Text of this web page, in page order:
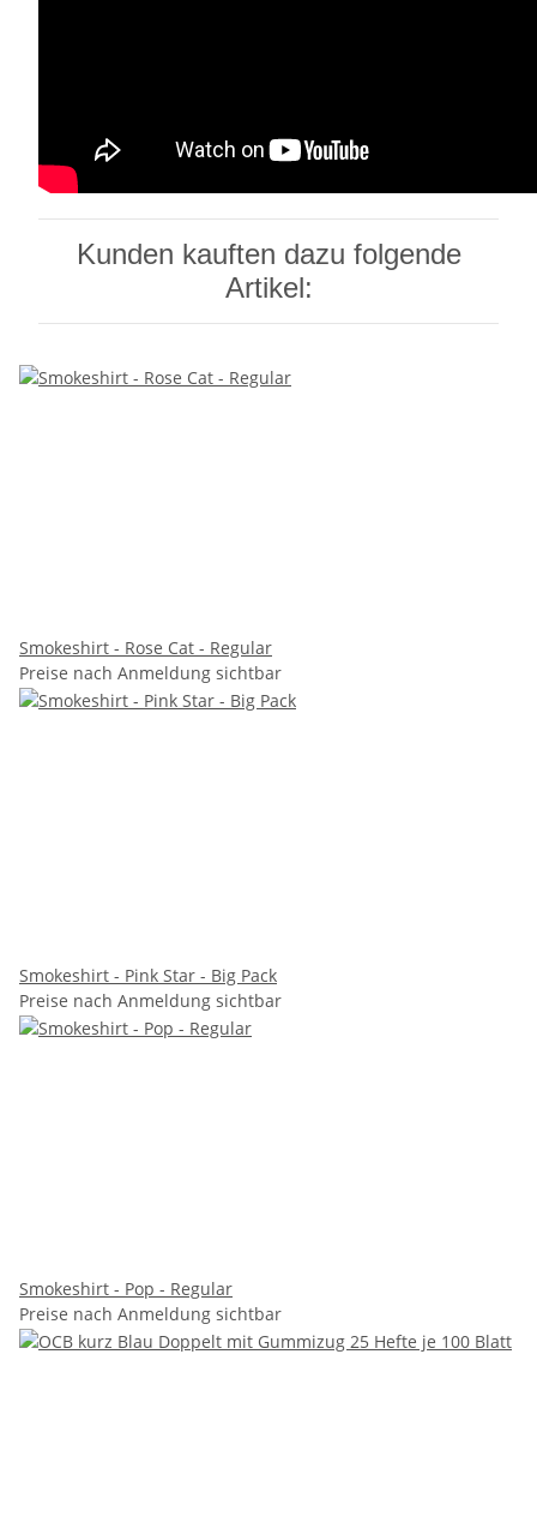
Kunden kauften dazu folgende
Artikel:
Smokeshirt - Rose Cat - Regular
Preise nach Anmeldung sichtbar
Smokeshirt - Pink Star - Big Pack
Preise nach Anmeldung sichtbar
Smokeshirt - Pop - Regular
Preise nach Anmeldung sichtbar